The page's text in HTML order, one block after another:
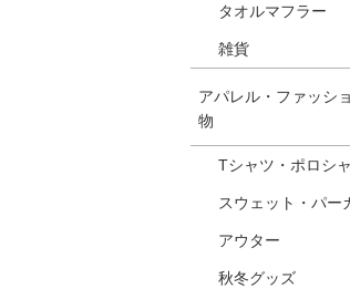
タオルマフラー
雑貨
アパレル・ファッシ
物
Tシャツ・ポロシ
スウェット・パー
アウター
秋冬グッズ